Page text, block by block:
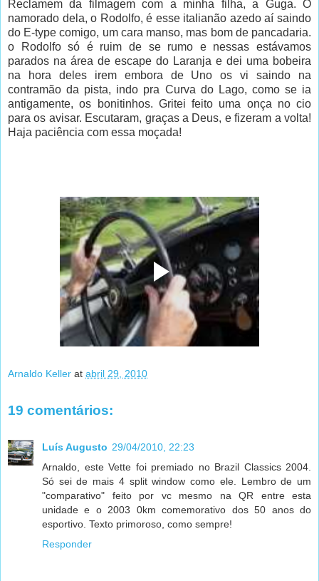
Reclamem da filmagem com a minha filha, a Guga. O
namorado dela, o Rodolfo, é esse italianão azedo aí saindo
do E-type comigo, um cara manso, mas bom de pancadaria.
o Rodolfo só é ruim de se rumo e nessas estávamos
parados na área de escape do Laranja e dei uma bobeira
na hora deles irem embora de Uno os vi saindo na
contramão da pista, indo pra Curva do Lago, como se ia
antigamente, os bonitinhos. Gritei feito uma onça no cio
para os avisar. Escutaram, graças a Deus, e fizeram a volta!
Haja paciência com essa moçada!
Arnaldo Keller at abril 29, 2010
19 comentários:
Luís Augusto 29/04/2010, 22:23
Arnaldo, este Vette foi premiado no Brazil Classics 2004.
Só sei de mais 4 split window como ele. Lembro de um
"comparativo" feito por vc mesmo na QR entre esta
unidade e o 2003 0km comemorativo dos 50 anos do
esportivo. Texto primoroso, como sempre!
Responder